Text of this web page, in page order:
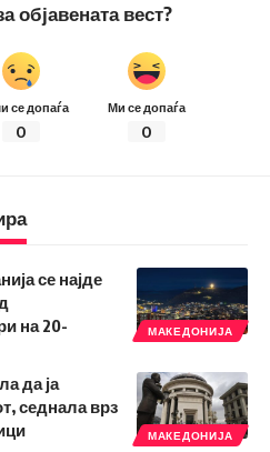
објавената вест?
се допаѓа
0
Ми се допаѓа
0
МАКЕДОНИЈА
се најде
на 20-
МАКЕДОНИЈА
да ја
седнала врз